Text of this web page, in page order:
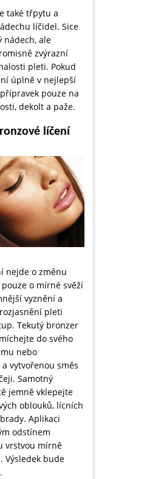
také třpytu a
líčidel. Sice
nádech, ale
zvýrazní
pleti. Pokud
úplně v nejlepší
pouze na
dekolt a paže.
líčení
nejde o změnu
o mírné svěží
vyznění a
pleti
Tekutý bronzer
do svého
nebo
vytvořenou směs
Samotný
jemně vklepejte
oblouků, lícních
Aplikaci
odstínem
vrstvou mírně
Výsledek bude